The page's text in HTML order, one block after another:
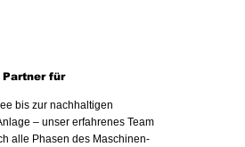
Partner für
bis zur nachhaltigen
– unser erfahrenes Team
alle Phasen des Maschinen-